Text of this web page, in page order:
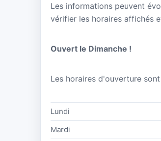
Les informations peuvent
vérifier les horaires affichés
Ouvert le Dimanche !
Les horaires d'ouverture
Lundi
Mardi